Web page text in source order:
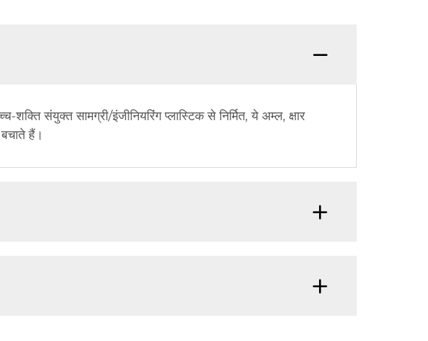
संयुक्त सामग्री/इंजीनियरिंग प्लास्टिक से निर्मित, ये अम्ल, क्षार
हैं।